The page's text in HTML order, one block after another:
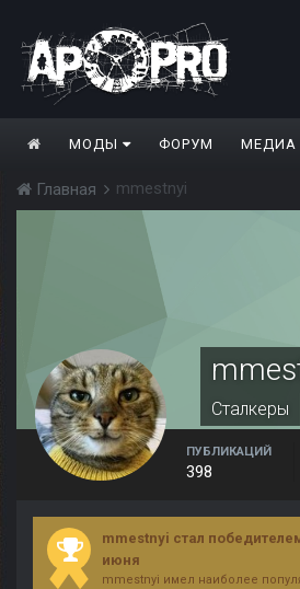
МОДЫ ФОРУМ МЕДИА
Главная mmestnyi
Сталкеры
ПУБЛИКАЦИЙ
398
mmestnyi стал
июня
mmestnyi имел наиболее